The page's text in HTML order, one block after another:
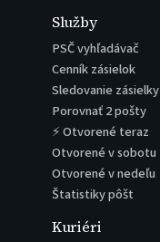
Služby
PSČ vyhľadávač
Cenník zásielok
Sledovanie zásielky
Porovnať 2 pošty
⚡ Otvorené teraz
Otvorené v sobotu
Otvorené v nedeľu
Štatistiky pôšt
Kuriéri